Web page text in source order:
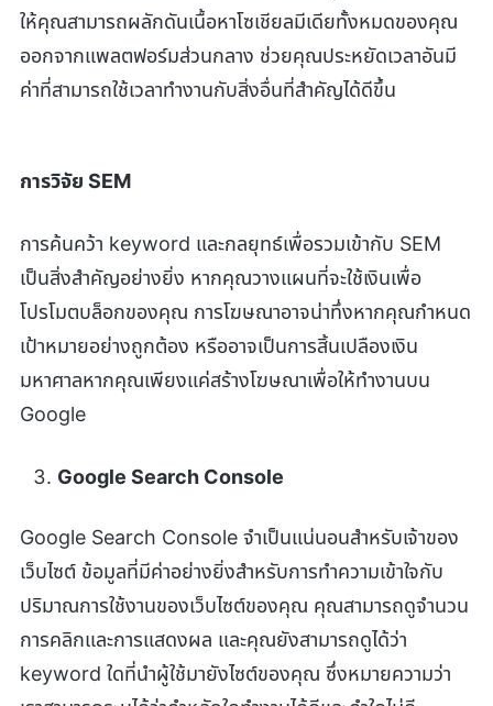
ให้คุณสามารถผลักดันเนื้อหาโซเชียลมีเดียทั้งหมดของคุณ
ออกจากแพลตฟอร์มส่วนกลาง ช่วยคุณประหยัดเวลาอันมี
ค่าที่สามารถใช้เวลาทำงานกับสิ่งอื่นที่สำคัญได้ดีขึ้น
การวิจัย SEM
การค้นคว้า keyword และกลยุทธ์เพื่อรวมเข้ากับ SEM
เป็นสิ่งสำคัญอย่างยิ่ง หากคุณวางแผนที่จะใช้เงินเพื่อ
โปรโมตบล็อกของคุณ การโฆษณาอาจน่าทึ่งหากคุณกำหนด
เป้าหมายอย่างถูกต้อง หรืออาจเป็นการสิ้นเปลืองเงิน
มหาศาลหากคุณเพียงแค่สร้างโฆษณาเพื่อให้ทำงานบน
Google
Google Search Console
Google Search Console จำเป็นแน่นอนสำหรับเจ้าของ
เว็บไซต์ ข้อมูลที่มีค่าอย่างยิ่งสำหรับการทำความเข้าใจกับ
ปริมาณการใช้งานของเว็บไซต์ของคุณ คุณสามารถดูจำนวน
การคลิกและการแสดงผล และคุณยังสามารถดูได้ว่า
keyword ใดที่นำผู้ใช้มายังไซต์ของคุณ ซึ่งหมายความว่า